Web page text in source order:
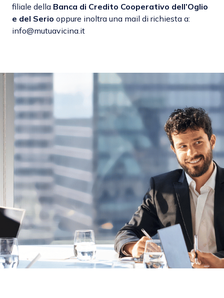
filiale della Banca di Credito Cooperativo dell’Oglio
e del Serio oppure inoltra una mail di richiesta a:
info@mutuavicina.it